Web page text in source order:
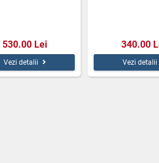
530.00 Lei
Vezi detalii
340.00
Vezi detalii